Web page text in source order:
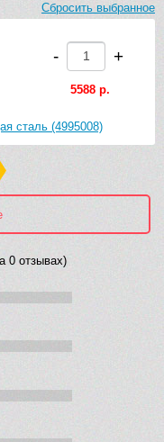
Сбросить выбранное
сталь (4995008)
- +
5588 р.
0 отзывах)